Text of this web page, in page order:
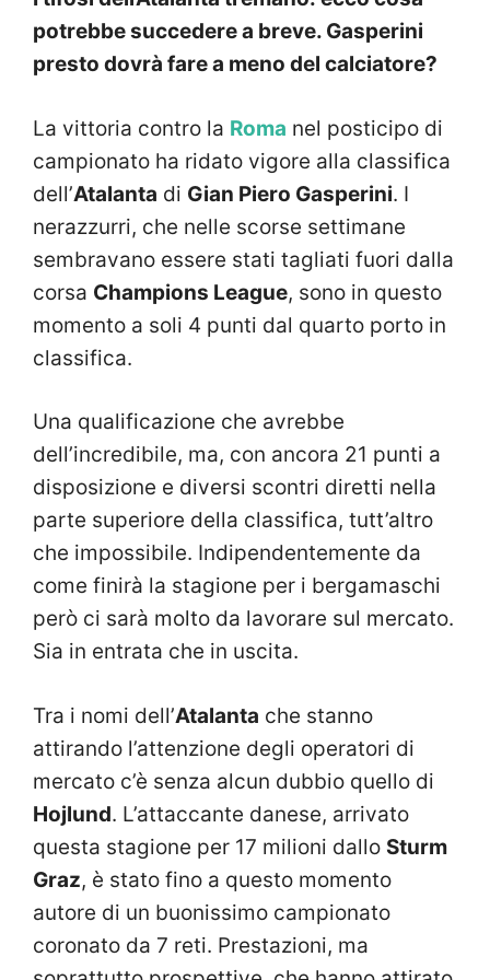
potrebbe succedere a breve. Gasperini
presto dovrà fare a meno del calciatore?
La vittoria contro la Roma nel posticipo di
campionato ha ridato vigore alla classifica
dell’Atalanta di Gian Piero Gasperini. I
nerazzurri, che nelle scorse settimane
sembravano essere stati tagliati fuori dalla
corsa Champions League, sono in questo
momento a soli 4 punti dal quarto porto in
classifica.
Una qualificazione che avrebbe
dell’incredibile, ma, con ancora 21 punti a
disposizione e diversi scontri diretti nella
parte superiore della classifica, tutt’altro
che impossibile. Indipendentemente da
come finirà la stagione per i bergamaschi
però ci sarà molto da lavorare sul mercato.
Sia in entrata che in uscita.
Tra i nomi dell’Atalanta che stanno
attirando l’attenzione degli operatori di
mercato c’è senza alcun dubbio quello di
Hojlund. L’attaccante danese, arrivato
questa stagione per 17 milioni dallo Sturm
Graz, è stato fino a questo momento
autore di un buonissimo campionato
coronato da 7 reti. Prestazioni, ma